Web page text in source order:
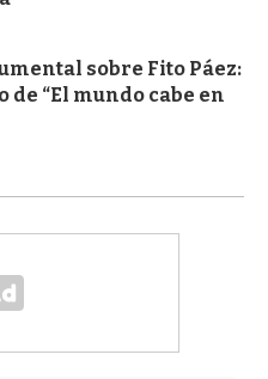
sobre Fito Páez:
“El mundo cabe en